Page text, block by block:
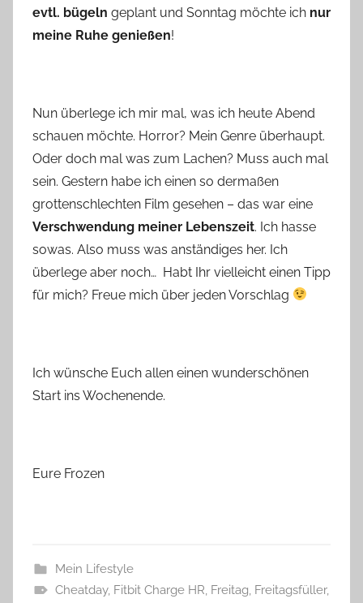
evtl. bügeln geplant und Sonntag möchte ich nur
meine Ruhe genießen!
Nun überlege ich mir mal, was ich heute Abend
schauen möchte. Horror? Mein Genre überhaupt.
Oder doch mal was zum Lachen? Muss auch mal
sein. Gestern habe ich einen so dermaßen
grottenschlechten Film gesehen – das war eine
Verschwendung meiner Lebenszeit. Ich hasse
sowas. Also muss was anständiges her. Ich
überlege aber noch… Habt Ihr vielleicht einen Tipp
für mich? Freue mich über jeden Vorschlag
Ich wünsche Euch allen einen wunderschönen
Start ins Wochenende.
Eure Frozen
Mein Lifestyle
Cheatday, Fitbit Charge HR, Freitag, Freitagsfüller,